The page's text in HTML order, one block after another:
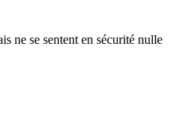
ne se sentent en sécurité nulle